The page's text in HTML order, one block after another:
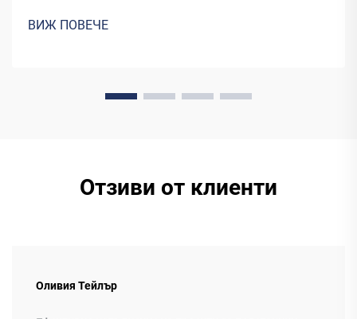
време на преварзи или кратки замикания, по този начин
ВИЖ ПОВЕЧЕ
Отзиви от клиенти
Оливия Тейлър